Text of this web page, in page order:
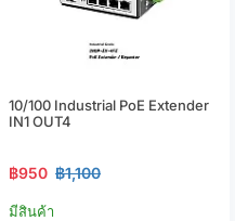
10/100 Industrial PoE Extender
IN1 OUT4
฿950 ฿1,100
มีสินค้า